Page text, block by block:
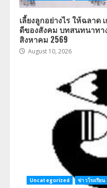
เลี้ยงลูกอย่างไร ให้ฉลาด
ดีของสังคม บทสนทนาทา
สิงหาคม 2569
August 10, 2026
Uncategorized ข่าวโรงเรียน